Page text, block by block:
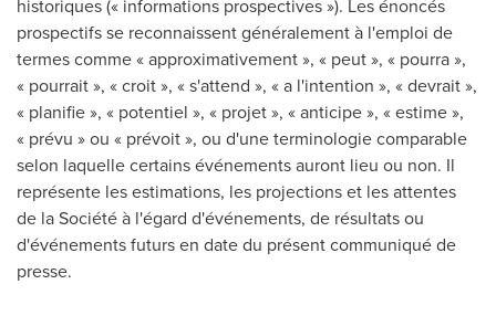
historiques (« informations prospectives »). Les énoncés
prospectifs se reconnaissent généralement à l'emploi de
termes comme « approximativement », « peut », « pourra »,
« pourrait », « croit », « s'attend », « a l'intention », « devrait »,
« planifie », « potentiel », « projet », « anticipe », « estime »,
« prévu » ou « prévoit », ou d'une terminologie comparable
selon laquelle certains événements auront lieu ou non. Il
représente les estimations, les projections et les attentes
de la Société à l'égard d'événements, de résultats ou
d'événements futurs en date du présent communiqué de
presse.